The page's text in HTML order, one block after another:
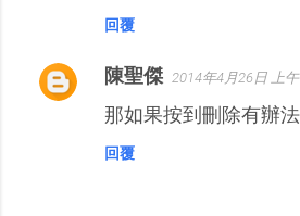
回覆
陳聖傑 2014年4月26日 上
那如果按到刪除有辦
回覆